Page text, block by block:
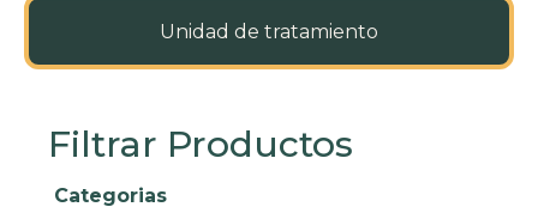
Unidad de tratamiento
Filtrar Productos
Categorias